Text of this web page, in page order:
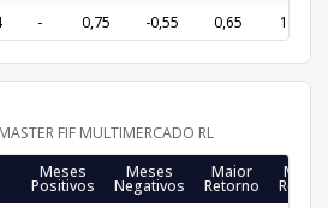
- 0,75 -0,55 0,65 1,25
FIF MULTIMERCADO RL
Meses
Positivos
Meses
Negativos
Maior
Retorno
Menor